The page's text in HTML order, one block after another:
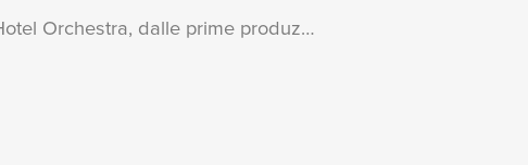
Una raccolta completa degli album di Dorchester Hotel Orchestra, dalle prime produzioni ai successi più recenti.